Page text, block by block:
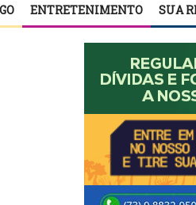
ENTRETENIMENTO SUA